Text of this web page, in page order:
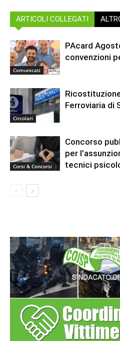
ARTICOLI COLLEGATI
Comunicati
PAcard
convenzioni
Circolari
Ferroviaria di
Corsi & Concorsi
Concorso
per
tecnici